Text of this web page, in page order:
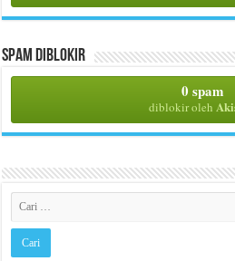
Spam Diblokir
0 spam
diblokir oleh